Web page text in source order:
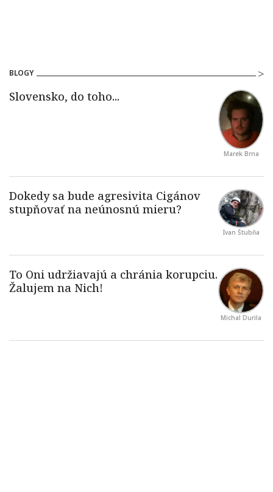
BLOGY
Marek Brna
Ivan Štubňa
Michal Durila